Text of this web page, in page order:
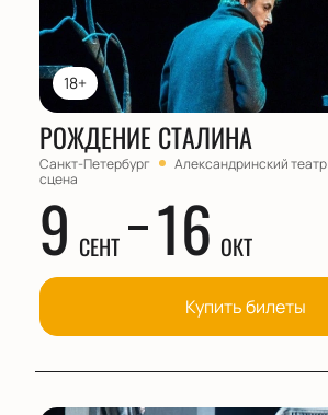
18+
РОЖДЕНИЕ СТАЛИНА
Санкт-Петербург Александринский театр
сцена
9 СЕНТ 16 ОКТ
Купить билеты